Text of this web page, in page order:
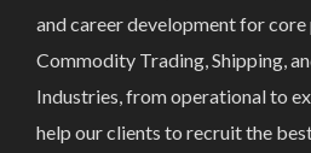
and career development for
Commodity Trading, Shipping,
Industries, from operational to
help our clients to recruit the